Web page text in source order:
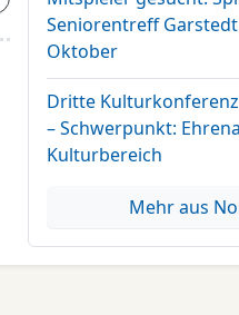
Seniorentreff
Oktober
Dritte
– Schwerpunkt:
Kulturbereich
Mehr aus